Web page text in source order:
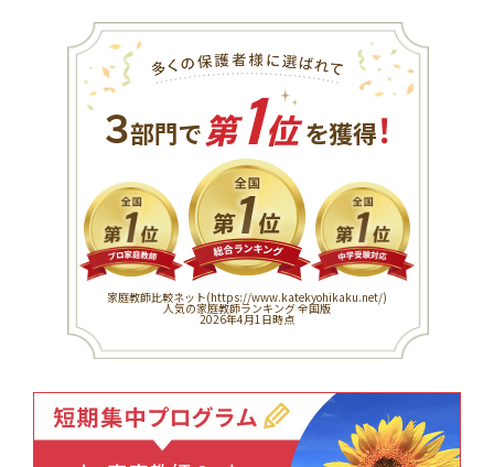
３部門で 第1位を獲得！
家庭教師比較ネット(https://www.katekyohikaku.net/)
人気の家庭教師ランキング 全国版
2026年4月1日時点